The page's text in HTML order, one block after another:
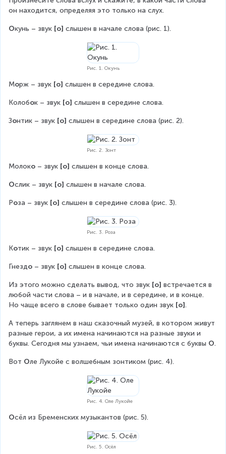
он находится, определяя это только на слух.
Окунь – звук [о] слышен в начале слова (рис. 1).
Рис. 1. Окунь
Морж – звук [о] слышен в середине слова.
Колобок – звук [о] слышен в середине слова.
Зонтик – звук [о] слышен в середине слова (рис. 2).
Рис. 2. Зонт
Молоко – звук [о] слышен в конце слова.
Ослик – звук [о] слышен в начале слова.
Роза – звук [о] слышен в середине слова (рис. 3).
Рис. 3. Роза
Котик – звук [о] слышен в середине слова.
Гнездо – звук [о] слышен в конце слова.
Из этого можно сделать вывод, что звук [о] встречается в
любой части слова – и в начале, и в середине, и в конце.
Но чаще всего в слове бывает только один звук [о].
А теперь заглянем в наш сказочный музей, в котором живут
разные герои, а их имена начинаются на разные звуки и
буквы. Сегодня мы узнаем, чьи имена начинаются с буквы О.
Вот Оле Лукойе с волшебным зонтиком (рис. 4).
Рис. 4. Оле Лукойе
Осёл из Бременских музыкантов (рис. 5).
Рис. 5. Осёл